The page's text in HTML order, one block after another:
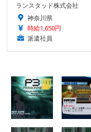
ランスタッド株式会社
神奈川県
時給1,650円
派遣社員